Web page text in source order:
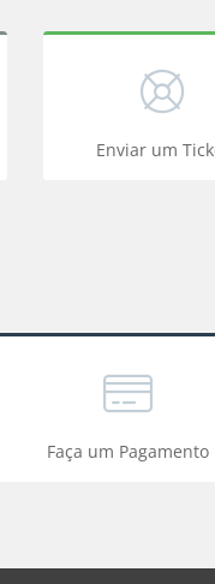
Enviar um
Faça um Pagamento